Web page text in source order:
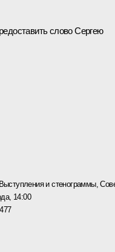
слово Сергею
Выступления и стенограммы,
14:00